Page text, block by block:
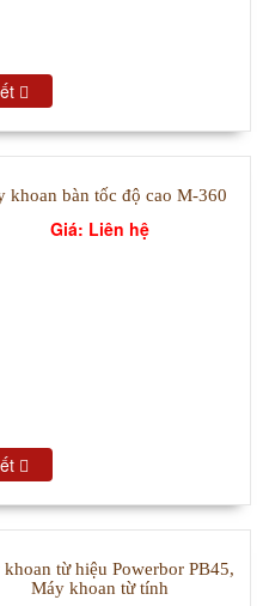
khoan bàn tốc độ cao M-360
Giá: Liên hệ
từ hiệu Powerbor PB45,
Máy khoan từ tính